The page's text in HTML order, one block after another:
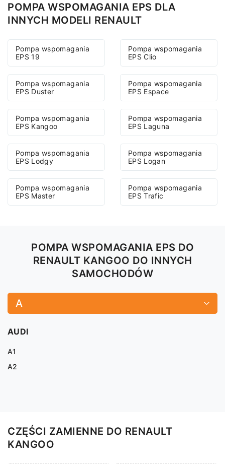
POMPA WSPOMAGANIA EPS DLA
INNYCH MODELI RENAULT
Pompa wspomagania
EPS 19
Pompa wspomagania
EPS Clio
Pompa wspomagania
EPS Duster
Pompa wspomagania
EPS Espace
Pompa wspomagania
EPS Kangoo
Pompa wspomagania
EPS Laguna
Pompa wspomagania
EPS Lodgy
Pompa wspomagania
EPS Logan
Pompa wspomagania
EPS Master
Pompa wspomagania
EPS Trafic
POMPA WSPOMAGANIA EPS DO
RENAULT KANGOO DO INNYCH
SAMOCHODÓW
A
AUDI
A1
A2
CZĘŚCI ZAMIENNE DO RENAULT
KANGOO